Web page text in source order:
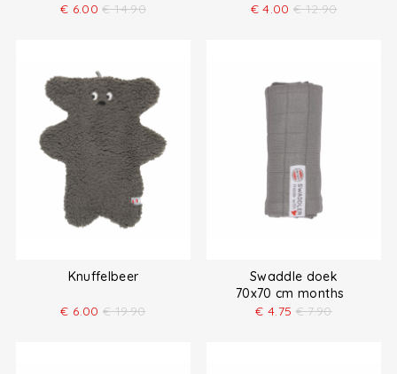
€ 6.00 € 14.90 € 4.00 € 12.90
Knuffelbeer
€ 6.00 € 19.90
Swaddle doek
70x70 cm months
€ 4.75 € 7.90